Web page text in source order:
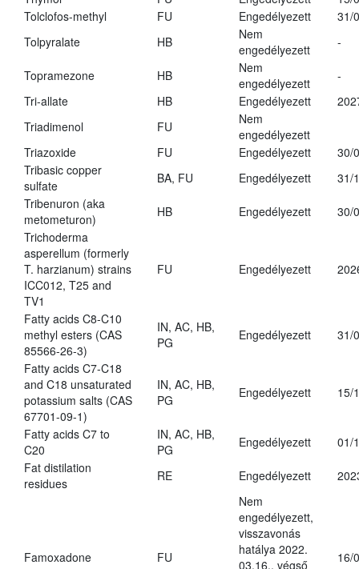
Tolclofos-methyl
FU Engedélyezett
31/
Tolpyralate
HB
Nem
engedélyezett
-
Topramezone HB
Nem
engedélyezett
-
Tri-allate
HB Engedélyezett
Triadimenol
FU
Nem
engedélyezett
Triazoxide
FU Engedélyezett
30/
Tribasic copper
sulfate
BA, FU Engedélyezett
31/
Tribenuron (aka
metometuron)
HB Engedélyezett
30/
Trichoderma
asperellum (formerly
T. harzianum) strains
ICC012, T25 and
TV1
FU Engedélyezett
Fatty acids C8-C10
methyl esters (CAS
85566-26-3)
IN, AC, HB,
PG
Engedélyezett 31/
Fatty acids C7-C18
and C18 unsaturated
potassium salts (CAS
67701-09-1)
IN, AC, HB,
PG
Engedélyezett 15/
Fatty acids C7 to
C20
IN, AC, HB,
PG
Engedélyezett
01/
Fat distilation
residues
RE Engedélyezett
Famoxadone FU
Nem
engedélyezett,
visszavonás
hatálya 2022.
03.16., végső
16/